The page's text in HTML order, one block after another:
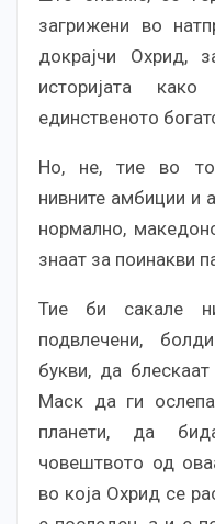
загрижени во
докрајчи Охрид,
историјата
единственото
Но, не, тие во
нивните амбиции и
нормално,
знаат за поинакви
Тие би сакале
подвлечени,
букви, да
Маск да ги
планети, да
човештвото од
во која Охрид се